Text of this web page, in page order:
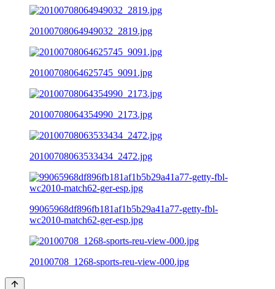
20100708064949032_2819.jpg
20100708064625745_9091.jpg
20100708064354990_2173.jpg
20100708063533434_2472.jpg
99065968df896fb181af1b5b29a41a77-getty-fbl-
wc2010-match62-ger-esp.jpg
20100708_1268-sports-reu-view-000.jpg